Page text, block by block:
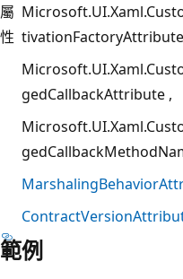
屬
性 tivationFactoryAttribute
gedCallbackAttribute
範例